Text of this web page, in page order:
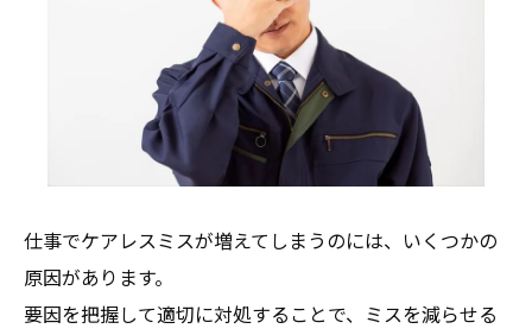
仕事でケアレスミスが増えてしまうのには、いくつかの
原因があります。
要因を把握して適切に対処することで、ミスを減らせる